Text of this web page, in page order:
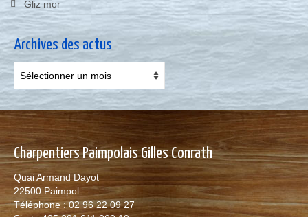
Gliz mor
Archives des actus
Archives
des
Charpentiers Paimpolais Gilles Conrath
Quai Armand Dayot
22500 Paimpol
Téléphone : 02 96 22 09 27